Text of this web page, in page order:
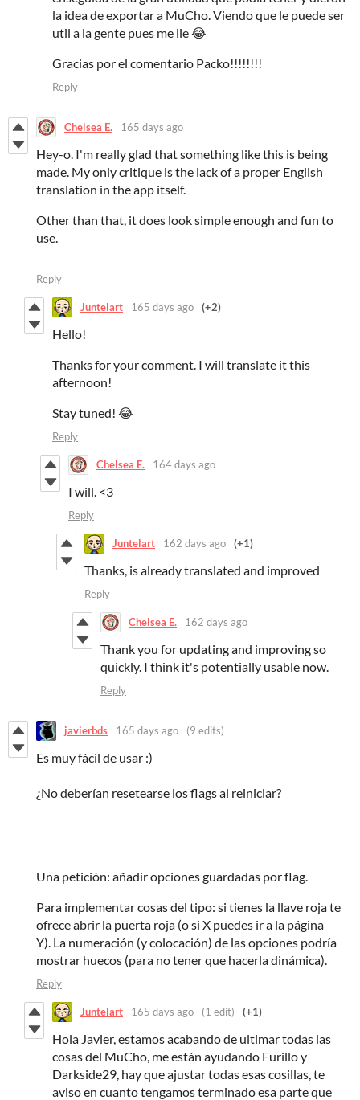
la idea de exportar a MuCho. Viendo que le puede ser
util a la gente pues me lie 😂
Gracias por el comentario Packo!!!!!!!!
Reply
Chelsea E. 165 days ago
Hey-o. I'm really glad that something like this is being
made. My only critique is the lack of a proper English
translation in the app itself.
Other than that, it does look simple enough and fun to
use.
Reply
Juntelart 165 days ago (+2)
Hello!
Thanks for your comment. I will translate it this
afternoon!
Stay tuned! 😂
Reply
Chelsea E. 164 days ago
I will. <3
Reply
Juntelart 162 days ago (+1)
Thanks, is already translated and improved
Reply
Chelsea E. 162 days ago
Thank you for updating and improving so
quickly. I think it's potentially usable now.
Reply
javierbds 165 days ago (9 edits)
Es muy fácil de usar :)
¿No deberían resetearse los flags al reiniciar?
Una petición: añadir opciones guardadas por flag.
Para implementar cosas del tipo: si tienes la llave roja te
ofrece abrir la puerta roja (o si X puedes ir a la página
Y). La numeración (y colocación) de las opciones podría
mostrar huecos (para no tener que hacerla dinámica).
Reply
Juntelart 165 days ago (1 edit) (+1)
Hola Javier, estamos acabando de ultimar todas las
cosas del MuCho, me están ayudando Furillo y
Darkside29, hay que ajustar todas esas cosillas, te
aviso en cuanto tengamos terminado esa parte que